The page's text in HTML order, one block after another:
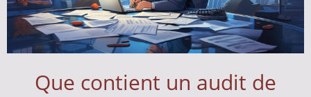
Que contient un audit de